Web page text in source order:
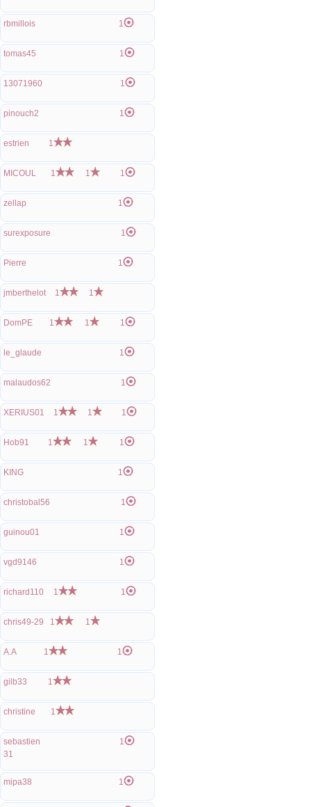
rbmillois 1
tomas45 1
13071960 1
pinouch2 1
estrien 1
MICOUL 1 1 1
zellap 1
surexposure 1
Pierre 1
jmberthelot 1 1
DomPE 1 1 1
le_glaude 1
malaudos62 1
XERIUS01 1 1 1
Hob91 1 1 1
KING 1
christobal56 1
guinou01 1
vgd9146 1
richard110 1 1
chris49-29 1 1
A.A 1 1
gilb33 1
christine 1
sebastien
31
1
mipa38 1